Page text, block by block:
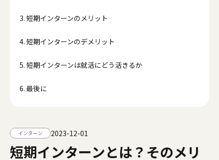
3. 短期インターンのメリット
4. 短期インターンのデメリット
5. 短期インターンは就活にどう活きるか
6. 最後に
インターン 2023-12-01
短期インターンとは？そのメリ